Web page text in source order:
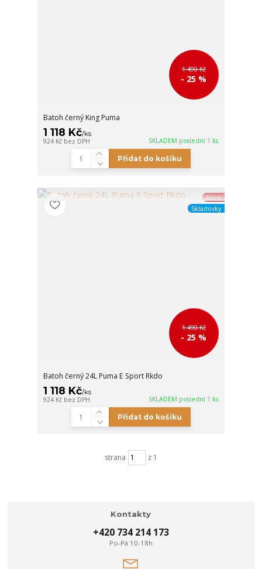
1 490 Kč
- 25 %
Batoh černý King Puma
1 118 Kč/ks
924 Kč bez DPH SKLADEM poslední 1 ks
Přidat do košíku
Akce
Skladovky
1 490 Kč
- 25 %
Batoh černý 24L Puma E Sport Rkdo
1 118 Kč/ks
924 Kč bez DPH SKLADEM poslední 1 ks
Přidat do košíku
strana z 1
Kontakty
+420 734 214 173
Po-Pá 10-18h